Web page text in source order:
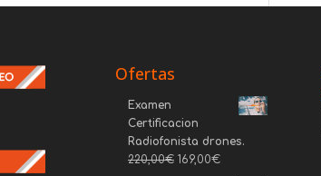
Ofertas
Examen
Certificacion
Radiofonista drones.
220,00€ 169,00€